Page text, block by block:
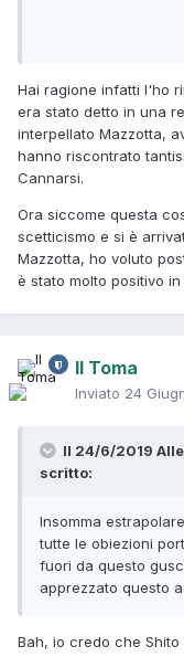
dato che hai scritto
esperienza,
copia incollare
parere è da evitare.
Se fossi Emanuele
Hai ragione infatti l'ho
era stato detto in una
interpellato Mazzotta,
hanno riscontrato
Cannarsi.
Ora siccome questa
scetticismo e si è
Mazzotta, ho voluto
è stato molto positivo
Il Toma
Inviato 24
Il 24/6/2019
scritto:
Insomma
tutte le obiezioni
fuori da questo
apprezzato questo
Bah, io credo che